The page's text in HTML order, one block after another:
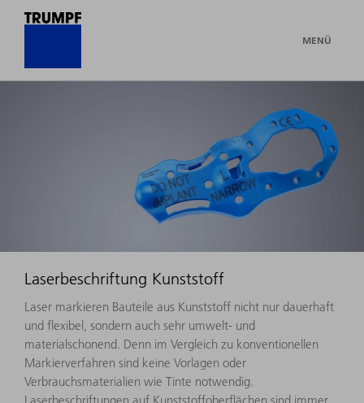
MENÜ
Laserbeschriftung Kunststoff
Laser markieren Bauteile aus Kunststoff nicht nur dauerhaft
und flexibel, sondern auch sehr umwelt- und
materialschonend. Denn im Vergleich zu konventionellen
Markierverfahren sind keine Vorlagen oder
Verbrauchsmaterialien wie Tinte notwendig.